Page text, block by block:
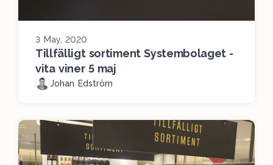
3 May, 2020
Tillfälligt sortiment Systembolaget -
vita viner 5 maj
Johan Edström